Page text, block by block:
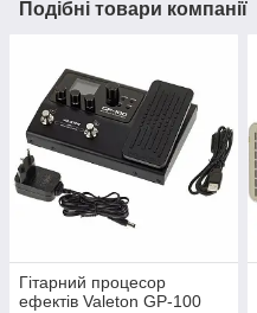
Подібні товари компанії
Гітарний процесор
ефектів Valeton GP-100